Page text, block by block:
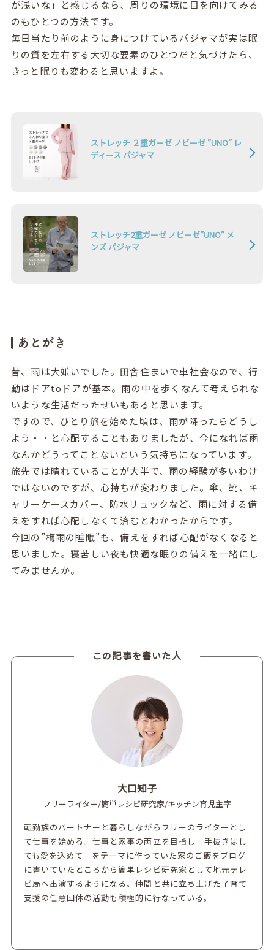
が浅いな」と感じるなら、周りの環境に目を向けてみる
のもひとつの方法です。
毎日当たり前のように身につけているパジャマが実は眠
りの質を左右する大切な要素のひとつだと気づけたら、
きっと眠りも変わると思いますよ。
ストレッチ ２重ガーゼ ノビーゼ ”UNO” レ
ディース パジャマ
ストレッチ2重ガーゼ ノビーゼ”UNO” メ
ンズ パジャマ
あとがき
昔、雨は大嫌いでした。田舎住まいで車社会なので、行
動はドアtoドアが基本。雨の中を歩くなんて考えられな
いような生活だったせいもあると思います。
ですので、ひとり旅を始めた頃は、雨が降ったらどうし
よう・・と心配することもありましたが、今になれば雨
なんかどうってことないという気持ちになっています。
旅先では晴れていることが大半で、雨の経験が多いわけ
ではないのですが、心持ちが変わりました。傘、靴、キ
ャリーケースカバー、防水リュックなど、雨に対する備
えをすれば心配しなくて済むとわかったからです。
今回の”梅雨の睡眠”も、備えをすれば心配がなくなると
思いました。寝苦しい夜も快適な眠りの備えを一緒にし
てみませんか。
この記事を書いた人
大口知子
フリーライター/簡単レシピ研究家/キッチン育児主宰
転勤族のパートナーと暮らしながらフリーのライターとし
て仕事を始める。仕事と家事の両立を目指し「手抜きはし
ても愛を込めて」をテーマに作っていた家のご飯をブログ
に書いていたところから簡単レシピ研究家として地元テレ
ビ局へ出演するようになる。仲間と共に立ち上げた子育て
支援の任意団体の活動も積極的に行なっている。